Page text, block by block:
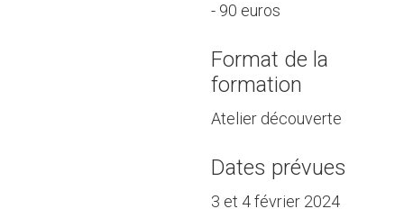
- 90 euros
Format de la
formation
Atelier découverte
Dates prévues
3 et 4 février 2024